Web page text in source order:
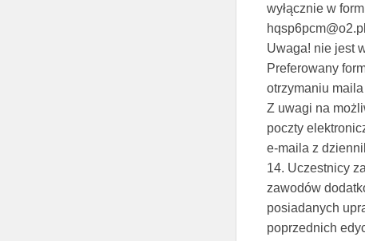
wyłącznie w
Uwaga! nie jest
Preferowany
otrzymaniu
Z uwagi na
poczty
e-maila z
14. Uczestnicy
zawodów
posiadanych
poprzednich